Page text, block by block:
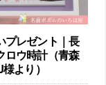
プレゼント｜長
ロウ時計（青森
より ）